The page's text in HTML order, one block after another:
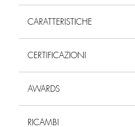
CARATTERISTICHE
CERTIFICAZIONI
AWARDS
RICAMBI